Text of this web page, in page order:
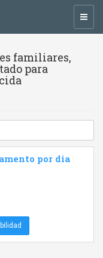
familiares,
para
por dia